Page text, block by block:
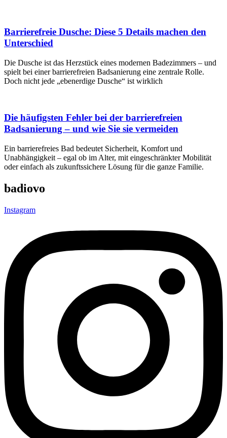
Barrierefreie Dusche: Diese 5 Details machen den
Unterschied
Die Dusche ist das Herzstück eines modernen Badezimmers – und
spielt bei einer barrierefreien Badsanierung eine zentrale Rolle.
Doch nicht jede „ebenerdige Dusche“ ist wirklich
Die häufigsten Fehler bei der barrierefreien
Badsanierung – und wie Sie sie vermeiden
Ein barrierefreies Bad bedeutet Sicherheit, Komfort und
Unabhängigkeit – egal ob im Alter, mit eingeschränkter Mobilität
oder einfach als zukunftssichere Lösung für die ganze Familie.
badiovo
Instagram